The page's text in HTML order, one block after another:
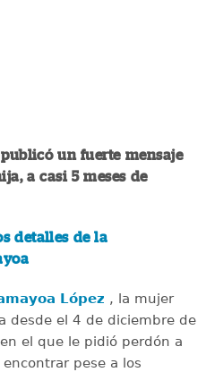
un fuerte mensaje
a casi 5 meses de
detalles de la
López , la mujer
desde el 4 de diciembre de
el que le pidió perdón a
pese a los